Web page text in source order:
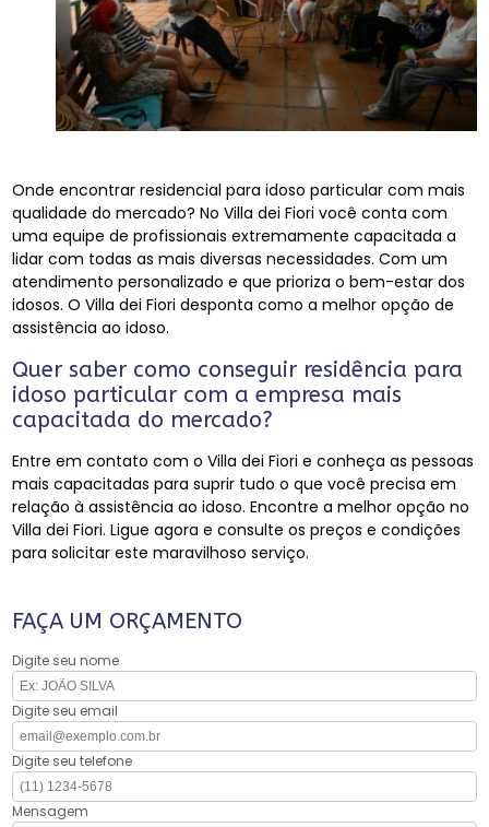
Onde encontrar residencial para idoso particular com mais
qualidade do mercado? No Villa dei Fiori você conta com
uma equipe de profissionais extremamente capacitada a
lidar com todas as mais diversas necessidades. Com um
atendimento personalizado e que prioriza o bem-estar dos
idosos. O Villa dei Fiori desponta como a melhor opção de
assistência ao idoso.
Quer saber como conseguir residência para
idoso particular com a empresa mais
capacitada do mercado?
Entre em contato com o Villa dei Fiori e conheça as pessoas
mais capacitadas para suprir tudo o que você precisa em
relação à assistência ao idoso. Encontre a melhor opção no
Villa dei Fiori. Ligue agora e consulte os preços e condições
para solicitar este maravilhoso serviço.
FAÇA UM ORÇAMENTO
Digite seu nome
Digite seu email
Digite seu telefone
Mensagem